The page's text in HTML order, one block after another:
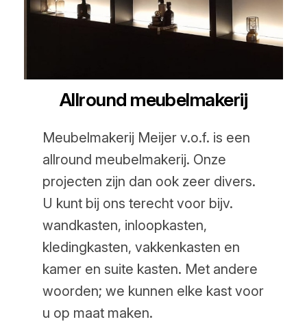
Allround meubelmakerij
Meubelmakerij Meijer v.o.f. is een
allround meubelmakerij. Onze
projecten zijn dan ook zeer divers.
U kunt bij ons terecht voor bijv.
wandkasten, inloopkasten,
kledingkasten, vakkenkasten en
kamer en suite kasten. Met andere
woorden; we kunnen elke kast voor
u op maat maken.